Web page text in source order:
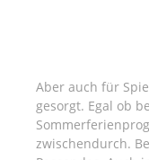
Aber auch für
gesorgt. Egal ob
zwischendurch.